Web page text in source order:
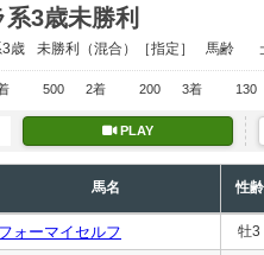
系3歳未勝利
歳 未勝利 （混合）［指定］ 馬齢
500 2着 200 3着 130
PLAY
馬名 性齢
フォーマイセルフ 牡3